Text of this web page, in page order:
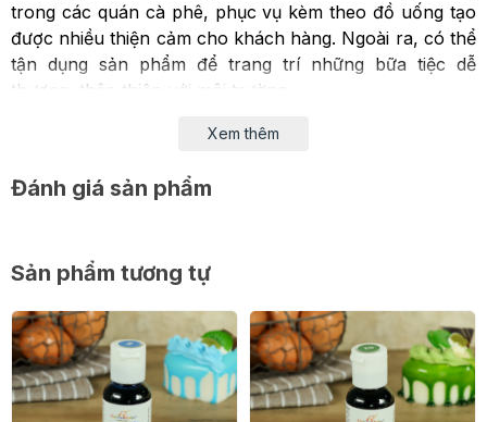
trong các quán cà phê, phục vụ kèm theo đồ uống tạo
được nhiều thiện cảm cho khách hàng. Ngoài ra, có thể
tận dụng sản phẩm để trang trí những bữa tiệc dễ
thương, thân thiện với môi trường.
>> Xem thêm: Các sản phẩm Cốc, ống hút giấy tại
Bảo quản
ráo, sạch sẽ.
>> Xem thêm: Set 25 Ống hút giấy size 10*197mm.
Hy vọng những thông tin trên sẽ giúp bạn hiểu rõ hơn
về những ưu điểm tuyệt vời của Ống hút giấy Kokusai
Xem thêm
Đánh giá sản phẩm
Sản phẩm tương tự